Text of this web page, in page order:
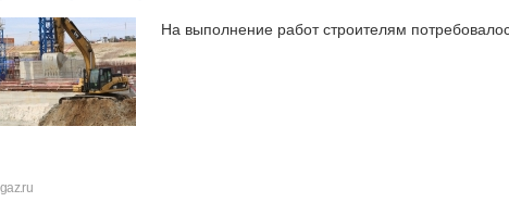
На выполнение работ строителям